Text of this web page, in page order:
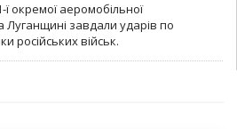
окремої аеромобільної
Луганщині завдали ударів по
російських військ.